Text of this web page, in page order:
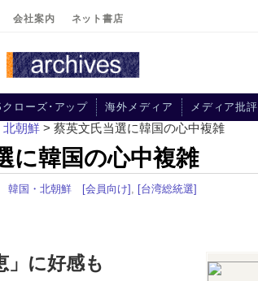
会社案内 ネット書店
クローズ･アップ 海外メディア メディア批評
北朝鮮 > 蔡英文氏当選に韓国の心中複雑
に韓国の心中複雑
韓国・北朝鮮 [会員向け] , [台湾総統選]
」に好感も